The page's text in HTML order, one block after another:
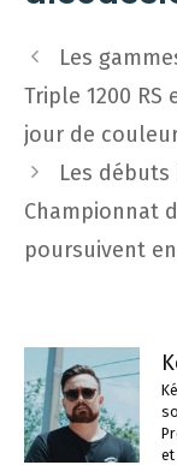
Navigation
des
articles
Les
Triple 1200
jour de
Les débuts
Championnat
poursuivent
et